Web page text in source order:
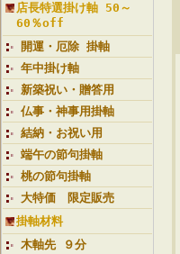
店長特選掛け軸 50～
60％off
開運・厄除 掛軸
年中掛け軸
新築祝い・贈答用
仏事・神事用掛軸
結納・お祝い用
端午の節句掛軸
桃の節句掛軸
大特価 限定販売
掛軸材料
木軸先 ９分